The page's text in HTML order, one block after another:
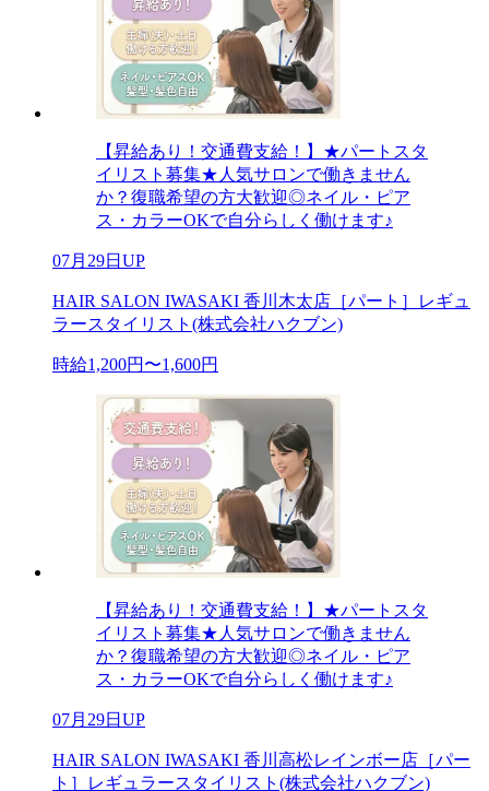
【昇給あり！交通費支給！】★パートスタ
イリスト募集★人気サロンで働きません
か？復職希望の方大歓迎◎ネイル・ピア
ス・カラーOKで自分らしく働けます♪
07月29日UP
HAIR SALON IWASAKI 香川木太店［パート］レギュ
ラースタイリスト(株式会社ハクブン)
時給1,200円〜1,600円
【昇給あり！交通費支給！】★パートスタ
イリスト募集★人気サロンで働きません
か？復職希望の方大歓迎◎ネイル・ピア
ス・カラーOKで自分らしく働けます♪
07月29日UP
HAIR SALON IWASAKI 香川高松レインボー店［パー
ト］レギュラースタイリスト(株式会社ハクブン)